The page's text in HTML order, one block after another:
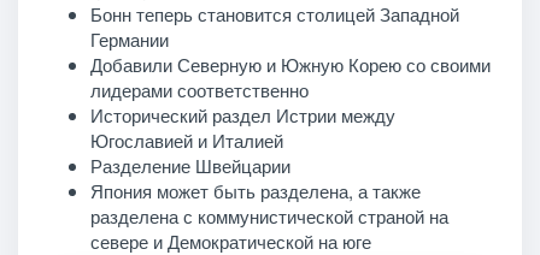
Бонн теперь становится столицей Западной
Германии
Добавили Северную и Южную Корею со своими
лидерами соответственно
Исторический раздел Истрии между
Югославией и Италией
Разделение Швейцарии
Япония может быть разделена, а также
разделена с коммунистической страной на
севере и Демократической на юге